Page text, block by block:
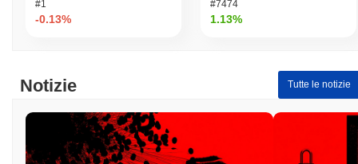
#1
-0.13%
#7474
1.13%
Notizie Tutte le notizie